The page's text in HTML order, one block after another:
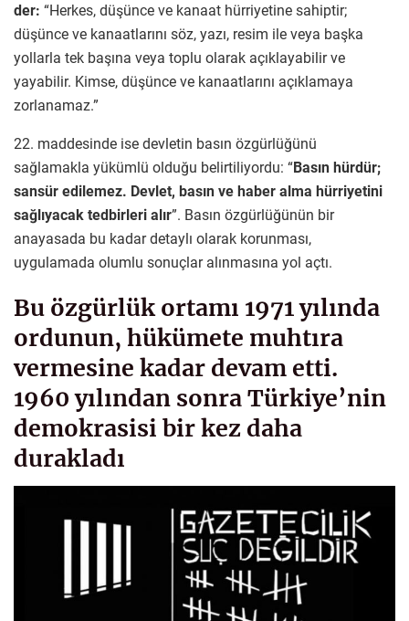
der: “Herkes, düşünce ve kanaat hürriyetine sahiptir;
düşünce ve kanaatlarını söz, yazı, resim ile veya başka
yollarla tek başına veya toplu olarak açıklayabilir ve
yayabilir. Kimse, düşünce ve kanaatlarını açıklamaya
zorlanamaz.”
22. maddesinde ise devletin basın özgürlüğünü
sağlamakla yükümlü olduğu belirtiliyordu: “Basın hürdür;
sansür edilemez. Devlet, basın ve haber alma hürriyetini
sağlıyacak tedbirleri alır”. Basın özgürlüğünün bir
anayasada bu kadar detaylı olarak korunması,
uygulamada olumlu sonuçlar alınmasına yol açtı.
Bu özgürlük ortamı 1971 yılında
ordunun, hükümete muhtıra
vermesine kadar devam etti.
1960 yılından sonra Türkiye’nin
demokrasisi bir kez daha
durakladı